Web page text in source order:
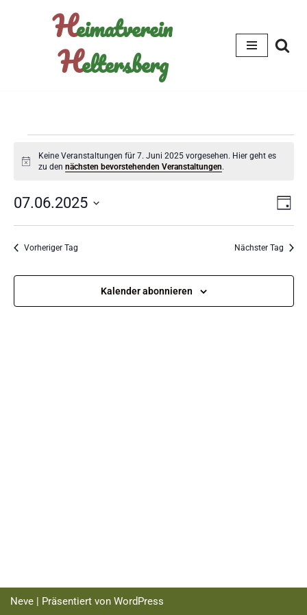
Heimatverein
Heltersberg
Hinweis
Keine Veranstaltungen für 7. Juni 2025 vorgesehen. Hier geht es
zu dennächsten bevorstehenden Veranstaltungen.
Tag
07.06.2025
Vorheriger Tag Nächster Tag
Kalender abonnieren
Neve | Präsentiert von WordPress